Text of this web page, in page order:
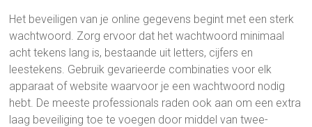
Het beveiligen van je online gegevens begint met een sterk
wachtwoord. Zorg ervoor dat het wachtwoord minimaal
acht tekens lang is, bestaande uit letters, cijfers en
leestekens. Gebruik gevarieerde combinaties voor elk
apparaat of website waarvoor je een wachtwoord nodig
hebt. De meeste professionals raden ook aan om een extra
laag beveiliging toe te voegen door middel van twee-